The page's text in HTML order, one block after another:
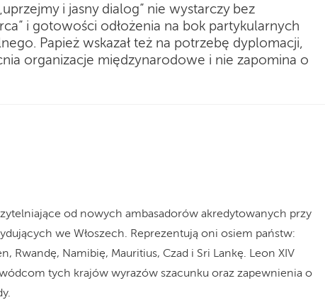
i jasny dialog” nie wystarczy bez
i gotowości odłożenia na bok partykularnych
Papież wskazał też na potrzebę dyplomacji,
organizacje międzynarodowe i nie zapomina o
od nowych ambasadorów akredytowanych przy
we Włoszech. Reprezentują oni osiem państw:
Rwandę, Namibię, Mauritius, Czad i Sri Lankę. Leon XIV
tych krajów wyrazów szacunku oraz zapewnienia o